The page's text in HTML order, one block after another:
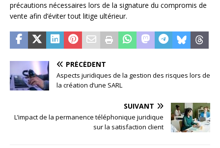
précautions nécessaires lors de la signature du compromis de
vente afin d’éviter tout litige ultérieur.
PRÉCÉDENT
Aspects juridiques de la gestion des risques lors de
la création d’une SARL
SUIVANT
L’impact de la permanence téléphonique juridique
sur la satisfaction client